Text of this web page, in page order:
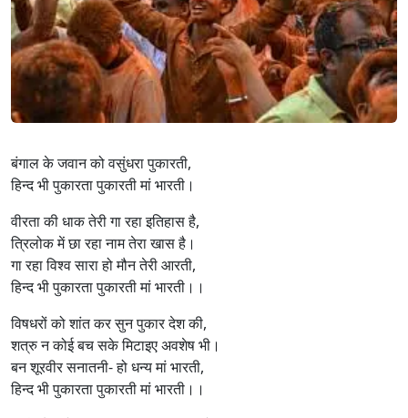
बंगाल के जवान को वसुंधरा पुकारती,
हिन्द भी पुकारता पुकारती मां भारती।
वीरता की धाक तेरी गा रहा इतिहास है,
त्रिलोक में छा रहा नाम तेरा खास है।
गा रहा विश्व सारा हो मौन तेरी आरती,
हिन्द भी पुकारता पुकारती मां भारती।।
विषधरों को शांत कर सुन पुकार देश की,
शत्रु न कोई बच सके मिटाइए अवशेष भी।
बन शूरवीर सनातनी- हो धन्य मां भारती,
हिन्द भी पुकारता पुकारती मां भारती।।